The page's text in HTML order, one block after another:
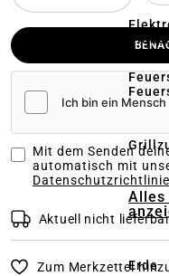
Alles
Erde
Mit dem Senden
automatisch mit
Aktuell nicht
Zum Merkzettel